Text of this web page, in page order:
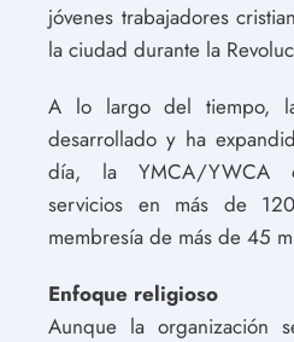
jóvenes trabajadores
la ciudad durante la
A lo largo del tiempo,
desarrollado y ha
día, la YMCA/YWCA
servicios en más de
membresía de más de 45
Enfoque religioso
Aunque la organización